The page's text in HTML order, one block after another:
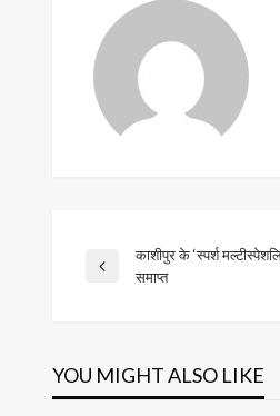
Post
Previous
काशीपुर के ‘स्पर्श
समाप्त
YOU MIGHT ALSO LIKE